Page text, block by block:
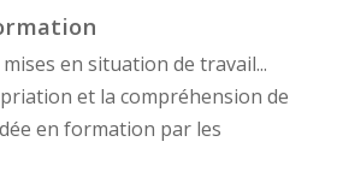
en situation de travail...
et la compréhension de
en formation par les